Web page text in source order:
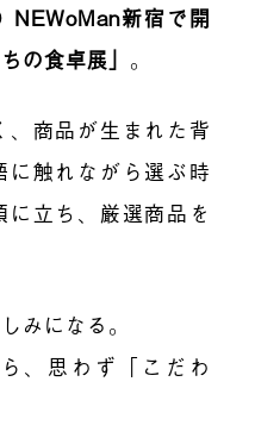
NEWoMan新宿で開
の食卓展」 。
、商品が生まれた背
触れながら選ぶ時
立ち、厳選商品を
みになる。
、思わず「こだわ